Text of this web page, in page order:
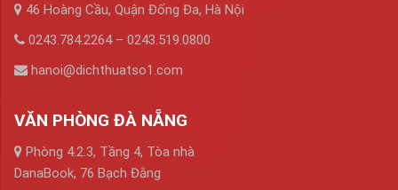
46 Hoàng Cầu, Quận Đống Đa, Hà Nội
0243.784.2264 – 0243.519.0800
hanoi@dichthuatso1.com
VĂN PHÒNG ĐÀ NẴNG
Phòng 4.2.3, Tầng 4, Tòa nhà
DanaBook, 76 Bạch Đằng